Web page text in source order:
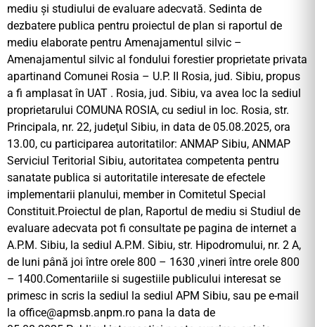
mediu și studiului de evaluare adecvată. Sedinta de
dezbatere publica pentru proiectul de plan si raportul de
mediu elaborate pentru Amenajamentul silvic –
Amenajamentul silvic al fondului forestier proprietate privata
apartinand Comunei Rosia – U.P. II Rosia, jud. Sibiu, propus
a fi amplasat în UAT . Rosia, jud. Sibiu, va avea loc la sediul
proprietarului COMUNA ROSIA, cu sediul in loc. Rosia, str.
Principala, nr. 22, judeţul Sibiu, in data de 05.08.2025, ora
13.00, cu participarea autoritatilor: ANMAP Sibiu, ANMAP
Serviciul Teritorial Sibiu, autoritatea competenta pentru
sanatate publica si autoritatile interesate de efectele
implementarii planului, member in Comitetul Special
Constituit.Proiectul de plan, Raportul de mediu si Studiul de
evaluare adecvata pot fi consultate pe pagina de internet a
A.P.M. Sibiu, la sediul A.P.M. Sibiu, str. Hipodromului, nr. 2 A,
de luni până joi între orele 800 – 1630 ,vineri între orele 800
– 1400.Comentariile si sugestiile publicului interesat se
primesc in scris la sediul la sediul APM Sibiu, sau pe e-mail
la office@apmsb.anpm.ro pana la data de